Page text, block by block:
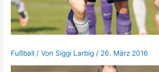
Fußball / Von Siggi Larbig/ 26. März 2016